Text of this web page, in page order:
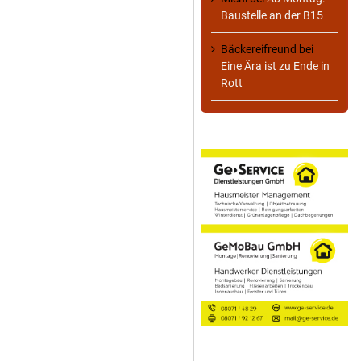
Baustelle an der B15
Bäckereifreund bei
Eine Ära ist zu Ende in
Rott